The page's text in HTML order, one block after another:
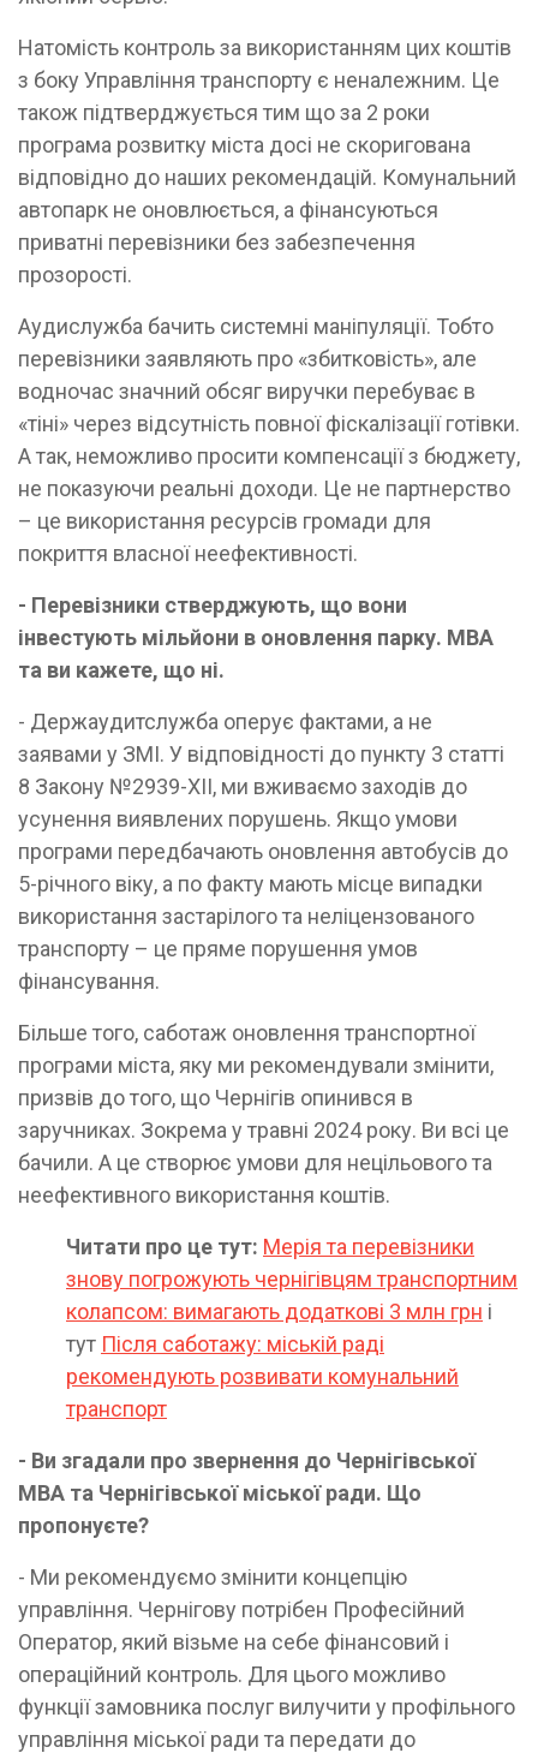
Натомість контроль за використанням цих коштів
з боку Управління транспорту є неналежним. Це
також підтверджується тим що за 2 роки
програма розвитку міста досі не скоригована
відповідно до наших рекомендацій. Комунальний
автопарк не оновлюється, а фінансуються
приватні перевізники без забезпечення
прозорості.
Аудислужба бачить системні маніпуляції. Тобто
перевізники заявляють про «збитковість», але
водночас значний обсяг виручки перебуває в
«тіні» через відсутність повної фіскалізації готівки.
А так, неможливо просити компенсації з бюджету,
не показуючи реальні доходи. Це не партнерство
– це використання ресурсів громади для
покриття власної неефективності.
- Перевізники стверджують, що вони
інвестують мільйони в оновлення парку. МВА
та ви кажете, що ні.
- Держаудитслужба оперує фактами, а не
заявами у ЗМІ. У відповідності до пункту 3 статті
8 Закону №2939-XII, ми вживаємо заходів до
усунення виявлених порушень. Якщо умови
програми передбачають оновлення автобусів до
5-річного віку, а по факту мають місце випадки
використання застарілого та неліцензованого
транспорту – це пряме порушення умов
фінансування.
Більше того, саботаж оновлення транспортної
програми міста, яку ми рекомендували змінити,
призвів до того, що Чернігів опинився в
заручниках. Зокрема у травні 2024 року. Ви всі це
бачили. А це створює умови для нецільового та
неефективного використання коштів.
Читати про це тут: Мерія та перевізники
знову погрожують чернігівцям транспортним
колапсом: вимагають додаткові 3 млн грн і
тут Після саботажу: міській раді
рекомендують розвивати комунальний
транспорт
- Ви згадали про звернення до Чернігівської
МВА та Чернігівської міської ради. Що
пропонуєте?
- Ми рекомендуємо змінити концепцію
управління. Чернігову потрібен Професійний
Оператор, який візьме на себе фінансовий і
операційний контроль. Для цього можливо
функції замовника послуг вилучити у профільного
управління міської ради та передати до